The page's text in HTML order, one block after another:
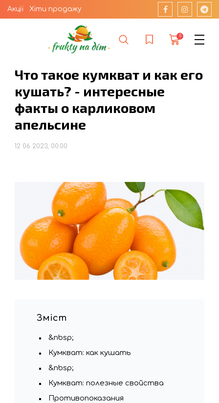
Акції Хіти продажу
0
Что такое кумкват и как его
кушать? - интересные
факты о карликовом
апельсине
12 06 2023, 00:00
Зміст
&nbsp;
Кумкват: как кушать
&nbsp;
Кумкват: полезные свойства
Противопоказания